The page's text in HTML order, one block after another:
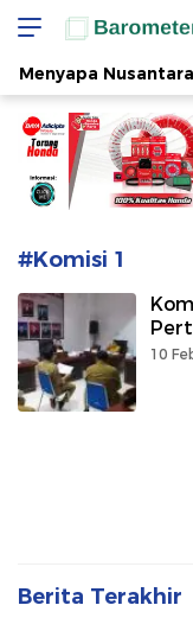
Berita Terkini
Menyapa Nusantara
#Komisi 1
10
Berita Terakhir